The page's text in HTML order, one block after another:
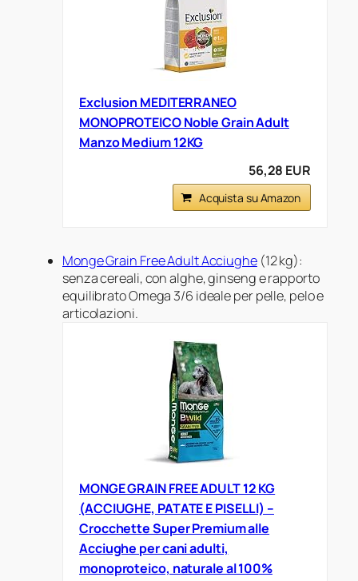
Exclusion MEDITERRANEO
MONOPROTEICO Noble Grain Adult
Manzo Medium 12KG
56,28 EUR
Acquista su Amazon
Monge Grain Free Adult Acciughe(12 kg):
senza cereali, con alghe, ginseng e rapporto
equilibrato Omega 3/6 ideale per pelle, pelo e
articolazioni.
MONGE GRAIN FREE ADULT 12 KG
(ACCIUGHE, PATATE E PISELLI) –
Crocchette Super Premium alle
Acciughe per cani adulti,
monoproteico, naturale al 100%